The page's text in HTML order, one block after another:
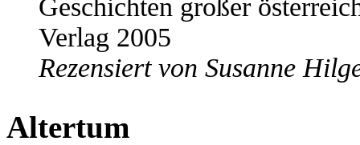
Geschichten großer
Verlag 2005
Rezensiert von Susanne
Altertum